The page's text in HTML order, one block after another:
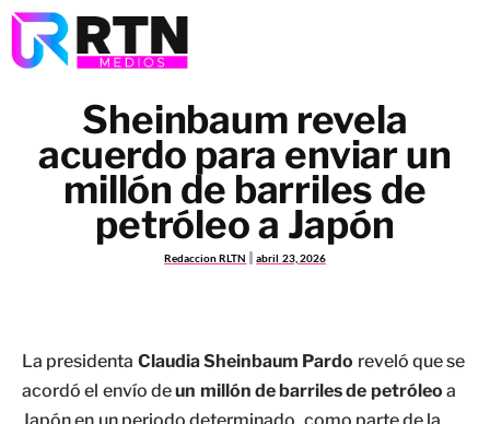
Sheinbaum revela
acuerdo para enviar un
millón de barriles de
petróleo a Japón
Redaccion RLTN abril 23, 2026
La presidenta Claudia Sheinbaum Pardo reveló que se
acordó el envío deun millón de barriles de petróleo a